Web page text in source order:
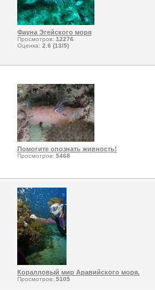
Фауна Эгейского моря
Просмотров: 12276
Оценка: 2.6 (13/5)
Помогите опознать живность!
Просмотров: 5468
Коралловый мир Аравийского моря.
Просмотров: 5105